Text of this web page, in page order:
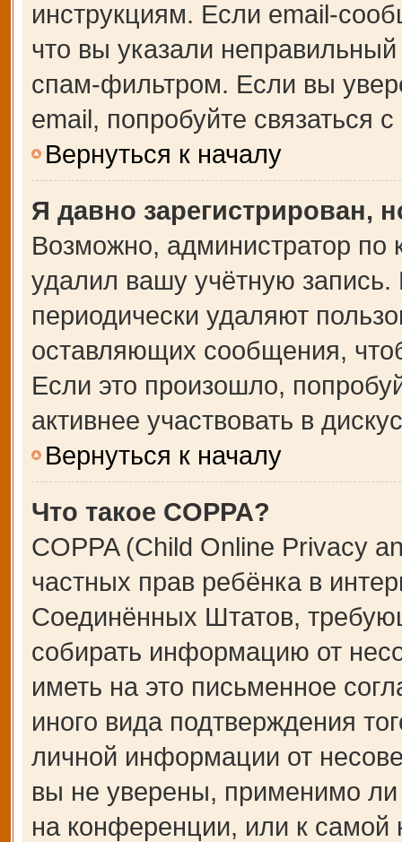
инструкциям. Если email-
что вы указали
спам-фильтром. Если вы
email, попробуйте связаться
Вернуться к началу
Я давно зарегистрирован,
Возможно, администратор по
удалил вашу учётную
периодически удаляют
оставляющих сообщения,
Если это произошло,
активнее участвовать в
Вернуться к началу
Что такое COPPA?
COPPA (Child Online Privacy
частных прав ребёнка в
Соединённых Штатов,
собирать информацию от
иметь на это письменное
иного вида подтверждения
личной информации от
вы не уверены, применимо ли
на конференции, или к самой